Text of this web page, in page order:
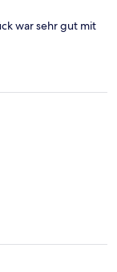
war sehr gut mit